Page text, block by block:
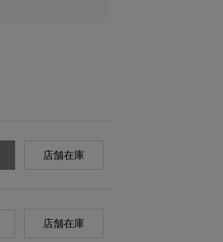
店舗在庫
店舗在庫